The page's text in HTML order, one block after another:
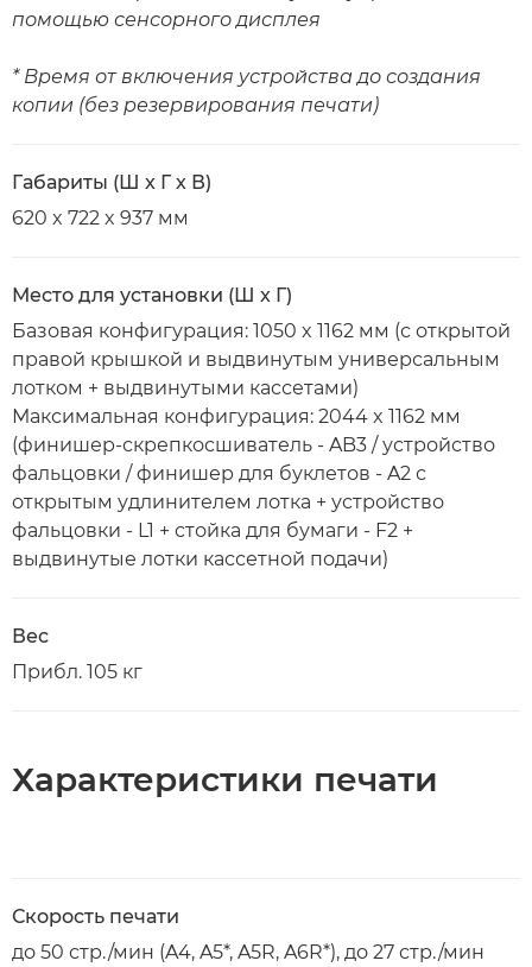
помощью сенсорного дисплея
* Время от включения устройства до создания
копии (без резервирования печати)
Габариты (Ш x Г x В)
620 x 722 x 937 мм
Место для установки (Ш x Г)
Базовая конфигурация: 1050 x 1162 мм (с открытой
правой крышкой и выдвинутым универсальным
лотком + выдвинутыми кассетами)
Максимальная конфигурация: 2044 x 1162 мм
(финишер-скрепкосшиватель - AB3 / устройство
фальцовки / финишер для буклетов - A2 с
открытым удлинителем лотка + устройство
фальцовки - L1 + стойка для бумаги - F2 +
выдвинутые лотки кассетной подачи)
Вес
Прибл. 105 кг
Характеристики печати
Скорость печати
до 50 стр./мин (A4, A5*, A5R, A6R*), до 27 стр./мин